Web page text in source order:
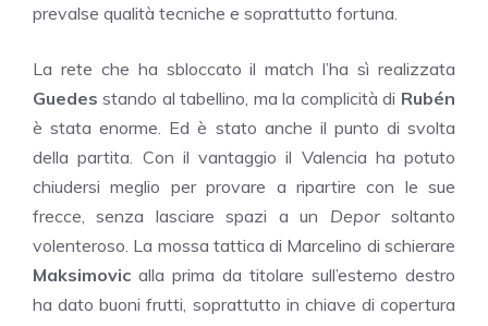
prevalse qualità tecniche e soprattutto fortuna.
La rete che ha sbloccato il match l’ha sì realizzata
Guedes stando al tabellino, ma la complicità di Rubén
è stata enorme. Ed è stato anche il punto di svolta
della partita. Con il vantaggio il Valencia ha potuto
chiudersi meglio per provare a ripartire con le sue
frecce, senza lasciare spazi a un Deporsoltanto
volenteroso. La mossa tattica di Marcelino di schierare
Maksimovic alla prima da titolare sull’esterno destro
ha dato buoni frutti, soprattutto in chiave di copertura